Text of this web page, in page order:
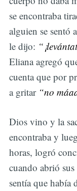
se encontraba
alguien se sentó
le dijo:
Eliana agregó
cuenta que por
a gritar “no
Dios vino y la
encontraba y
horas, logró
cuando abrió
sentía que había